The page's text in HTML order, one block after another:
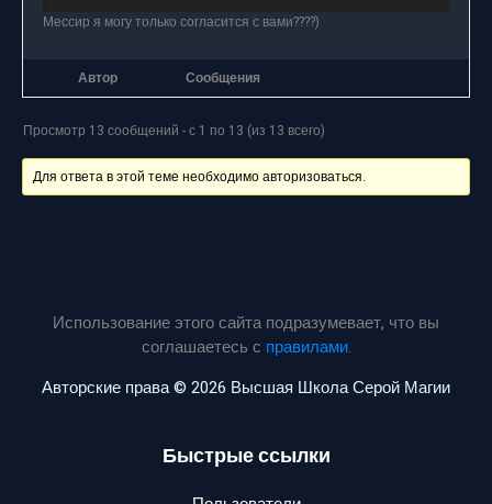
Мессир я могу только согласится с вами????)
Автор Сообщения
Просмотр 13 сообщений - с 1 по 13 (из 13 всего)
Для ответа в этой теме необходимо авторизоваться.
Использование этого сайта подразумевает, что вы
соглашаетесь с правилами.
Авторские права © 2026 Высшая Школа Серой Магии
Быстрые ссылки